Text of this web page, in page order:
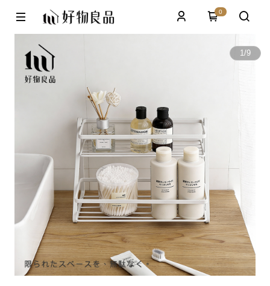
0
1/9